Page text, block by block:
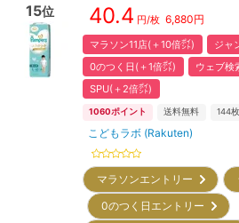
15位 40.4 円/枚 6,880円
マラソン11店(＋10倍㌽)
ジャ
0のつく日(＋1倍㌽)
ウェブ検
SPU(＋2倍㌽)
1060ポイント 送料無料 144
こどもラボ (Rakuten)
マラソンエントリー
0のつく日エントリー